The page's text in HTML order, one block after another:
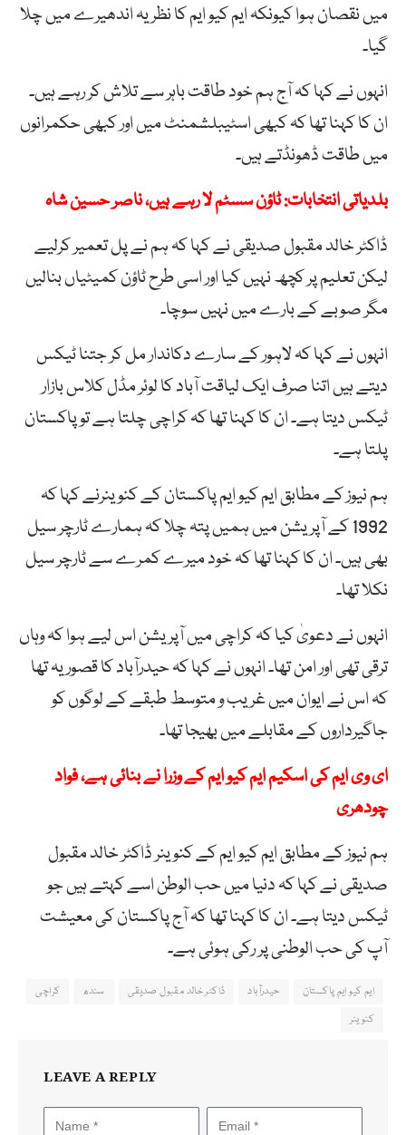
میں نقصان ہوا کیونکہ ایم کیو ایم کا نظریہ اندھیرے میں چلا
گیا۔
انہوں نے کہا کہ آج ہم خود طاقت باہر سے تلاش کر رہے ہیں۔
ان کا کہنا تھا کہ کبھی اسٹیبلشمنٹ میں اور کبھی حکمرانوں
میں طاقت ڈھونڈتے ہیں۔
بلدیاتی انتخابات: ٹاؤن سسٹم لا رہے ہیں، ناصر حسین شاہ
ڈاکٹر خالد مقبول صدیقی نے کہا کہ ہم نے پل تعمیر کرلیے
لیکن تعلیم پر کچھ نہیں کیا اور اسی طرح ٹاؤن کمیٹیاں بنالیں
مگر صوبے کے بارے میں نہیں سوچا۔
انہوں نے کہا کہ لاہور کے سارے دکاندار مل کر جتنا ٹیکس
دیتے ہیں اتنا صرف ایک لیاقت آباد کا لوئر مڈل کلاس بازار
ٹیکس دیتا ہے۔ ان کا کہنا تھا کہ کراچی چلتا ہے تو پاکستان
پلتا ہے۔
ہم نیوز کے مطابق ایم کیو ایم پاکستان کے کنوینرنے کہا کہ
1992 کے آپریشن میں ہمیں پتہ چلا کہ ہمارے ٹارچر سیل
بھی ہیں۔ ان کا کہنا تھا کہ خود میرے کمرے سے ٹارچر سیل
نکلا تھا۔
انہوں نے دعویٰ کیا کہ کراچی میں آپریشن اس لیے ہوا کہ وہاں
ترقی تھی اور امن تھا۔ انہوں نے کہا کہ حیدرآباد کا قصور یہ تھا
کہ اس نے ایوان میں غریب و متوسط طبقے کے لوگوں کو
جاگیرداروں کے مقابلے میں بھیجا تھا۔
ای وی ایم کی اسکیم ایم کیو ایم کے وزرا نے بنائی ہے، فواد
چودھری
ہم نیوز کے مطابق ایم کیو ایم کے کنوینر ڈاکٹر خالد مقبول
صدیقی نے کہا کہ دنیا میں حب الوطن اسے کہتے ہیں جو
ٹیکس دیتا ہے۔ ان کا کہنا تھا کہ آج پاکستان کی معیشت
آپ کی حب الوطنی پر رکی ہوئی ہے۔
ایم کیو ایم پاکستان حیدرآباد ڈاکٹر خالد مقبول صدیقی سندھ
کراچی
کنوینر
LEAVE A REPLY